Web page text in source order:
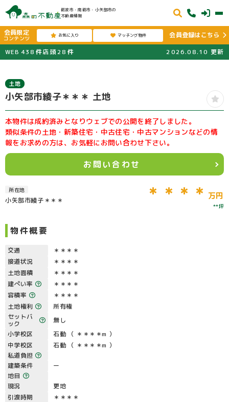
砺波市・南砺市・小矢部市の
不動産情報
会員限定
コンテンツ お気に入り マッチング物件
会員登録はこちら
WEB 438 件店頭28 件 2026.08.10 更新
土地
小矢部市綾子＊＊＊ 土地
本物件は成約済みとなりウェブでの公開を終了しました。
類似条件の土地・新築住宅・中古住宅・中古マンションなどの情
報をお求めの方は、お気軽にお問い合わせ下さい。
お問い合わせ
所在地
小矢部市綾子＊＊＊ ＊＊＊＊ 万円
**坪
物件概要
交通
＊＊＊＊
接道状況
＊＊＊＊
土地面積
＊＊＊＊
建ぺい率
＊＊＊＊
容積率
＊＊＊＊
土地権利
所有権
セットバ
ック
無し
小学校区
石動 （ ＊＊＊＊m ）
中学校区
石動 （ ＊＊＊＊m ）
私道負担
建築条件
ー
地目
現況
更地
引渡時期
＊＊＊＊